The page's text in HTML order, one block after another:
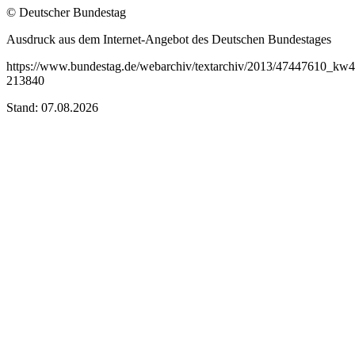
© Deutscher Bundestag
Ausdruck aus dem Internet-Angebot des Deutschen Bundestages
https://www.bundestag.de/webarchiv/textarchiv/2013/
213840
Stand: 07.08.2026